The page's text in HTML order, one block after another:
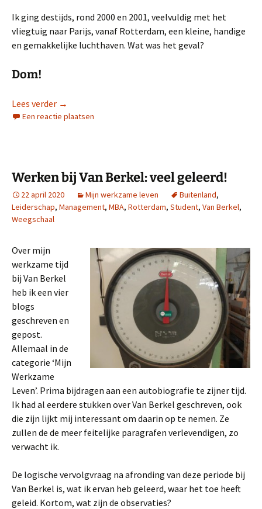
Ik ging destijds, rond 2000 en 2001, veelvuldig met het
vliegtuig naar Parijs, vanaf Rotterdam, een kleine, handige
en gemakkelijke luchthaven. Wat was het geval?
Dom!
Lees verder Paspoort of rijbewijs?
→
Een reactie plaatsen
Werken bij Van Berkel: veel geleerd!
22 april 2020 Mijn werkzame leven Buitenland,
Leiderschap, Management, MBA, Rotterdam, Student, Van Berkel,
Weegschaal
Over mijn
werkzame tijd
bij Van Berkel
heb ik een vier
blogs
geschreven en
gepost.
Allemaal in de
categorie ‘Mijn
Werkzame
Leven’. Prima bijdragen aan een autobiografie te zijner tijd.
Ik had al eerdere stukken over Van Berkel geschreven, ook
die zijn lijkt mij interessant om daarin op te nemen. Ze
zullen de de meer feitelijke paragrafen verlevendigen, zo
verwacht ik.
De logische vervolgvraag na afronding van deze periode bij
Van Berkel is, wat ik ervan heb geleerd, waar het toe heeft
geleid. Kortom, wat zijn de observaties?